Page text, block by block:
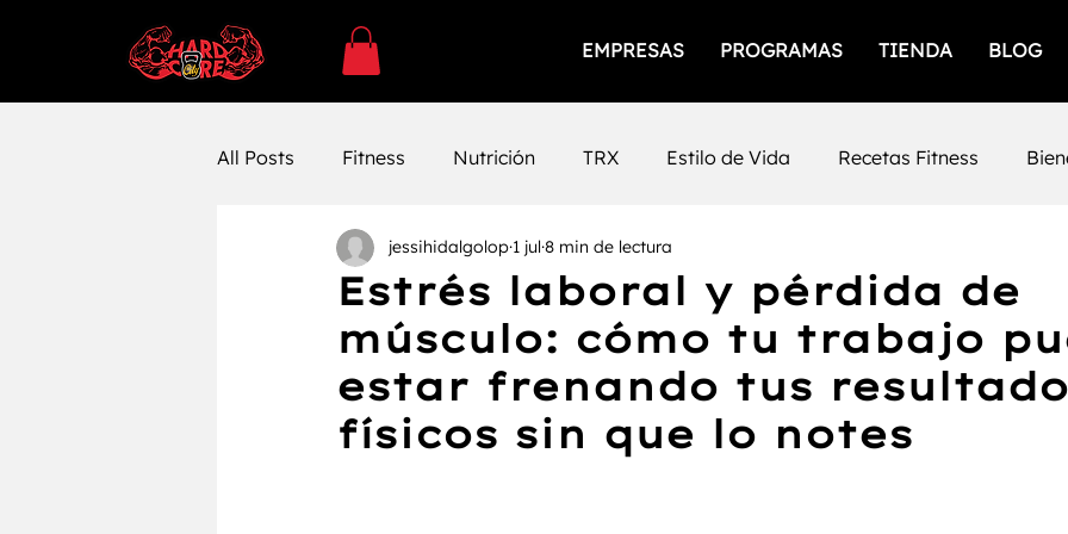
EMPRESAS PROGRAMAS TIENDA BLOG
All Posts Fitness Nutrición TRX Estilo de Vida Recetas Fitness
SUPLEMENTACÓN Ejercicios Empresas Saludables
Entrenamiento Entrenamiento Femenino Salud gimnasios San Luis
Farmacología Bienestar Mental Fuerza Cafeina Timing
Estrés laboral y pérdida de
músculo: cómo tu trabajo
estar frenando tus
físicos sin que lo notes
jessihidalgolop 1 jul8 min de lectura